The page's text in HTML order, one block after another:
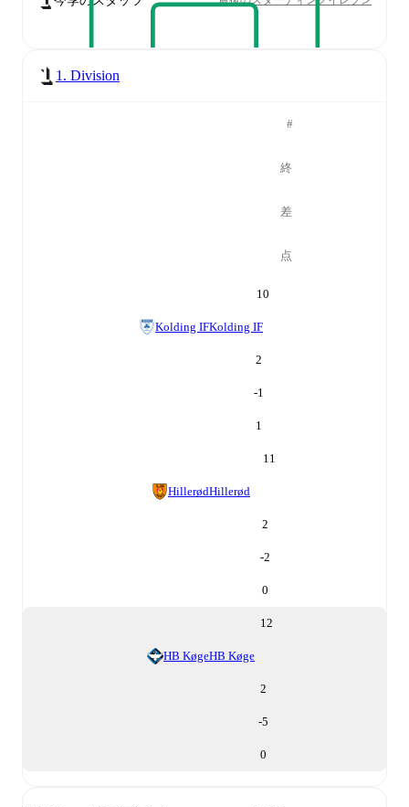
1. Division
#
終
差
点
10
Kolding IFKolding IF
2
-1
1
11
HillerødHillerød
2
-2
0
12
HB KøgeHB Køge
2
-5
0